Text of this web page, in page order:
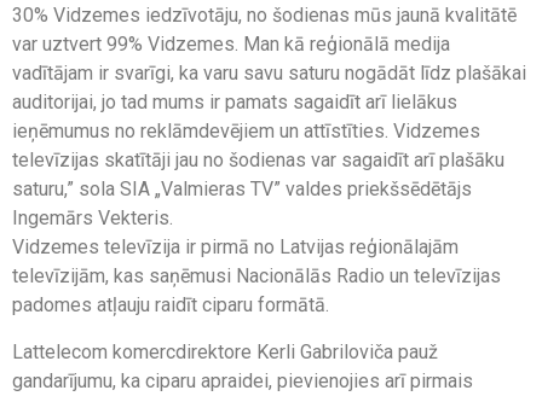
30% Vidzemes iedzīvotāju, no šodienas mūs jaunā kvalitātē
var uztvert 99% Vidzemes. Man kā reģionālā medija
vadītājam ir svarīgi, ka varu savu saturu nogādāt līdz plašākai
auditorijai, jo tad mums ir pamats sagaidīt arī lielākus
ieņēmumus no reklāmdevējiem un attīstīties. Vidzemes
televīzijas skatītāji jau no šodienas var sagaidīt arī plašāku
saturu,” sola SIA „Valmieras TV” valdes priekšsēdētājs
Ingemārs Vekteris.
Vidzemes televīzija ir pirmā no Latvijas reģionālajām
televīzijām, kas saņēmusi Nacionālās Radio un televīzijas
padomes atļauju raidīt ciparu formātā.
Lattelecom komercdirektore Kerli Gabriloviča pauž
gandarījumu, ka ciparu apraidei, pievienojies arī pirmais